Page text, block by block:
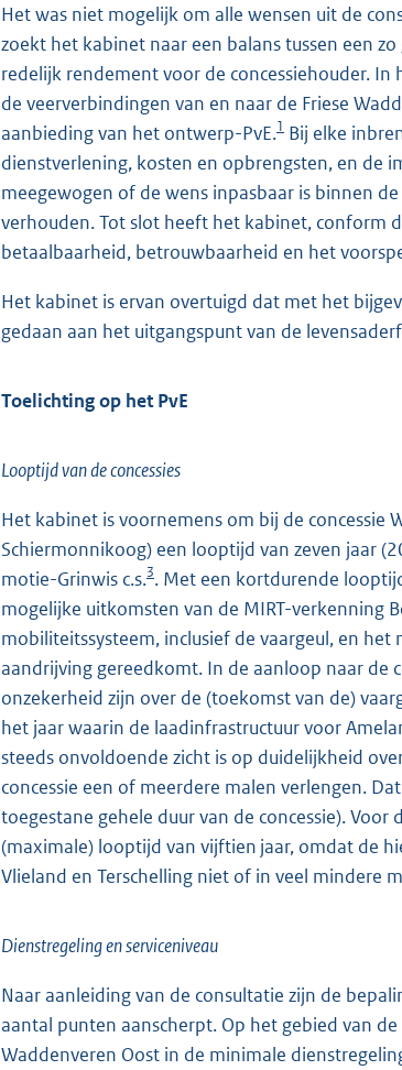
Het was niet mogelijk om alle wensen uit de
zoekt het kabinet naar een balans tussen een
redelijk rendement voor de concessiehouder.
de veerverbindingen van en naar de Friese
aanbieding van het ontwerp-PvE.1 Bij elke
dienstverlening, kosten en opbrengsten, en de
meegewogen of de wens inpasbaar is binnen
verhouden. Tot slot heeft het kabinet, conform
betaalbaarheid, betrouwbaarheid en het
Het kabinet is ervan overtuigd dat met het
gedaan aan het uitgangspunt van de
Toelichting op het PvE
Looptijd van de concessies
Het kabinet is voornemens om bij de concessie
Schiermonnikoog) een looptijd van zeven jaar
motie-Grinwis c.s.3. Met een kortdurende
mogelijke uitkomsten van de MIRT-verkenning
mobiliteitssysteem, inclusief de vaargeul, en
aandrijving gereedkomt. In de aanloop naar de
onzekerheid zijn over de (toekomst van de)
het jaar waarin de laadinfrastructuur voor
steeds onvoldoende zicht is op duidelijkheid
concessie een of meerdere malen verlengen.
toegestane gehele duur van de concessie).
(maximale) looptijd van vijftien jaar, omdat de
Vlieland en Terschelling niet of in veel mindere
Dienstregeling en serviceniveau
Naar aanleiding van de consultatie zijn de
aantal punten aanscherpt. Op het gebied van
Waddenveren Oost in de minimale